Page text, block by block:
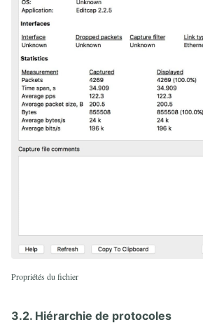
Propriétés du fichier
3.2. Hiérarchie de protocoles